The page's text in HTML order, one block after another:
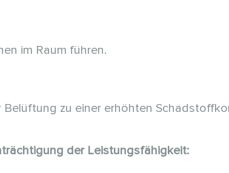
im Raum führen.
zu einer erhöhten
der Leistungsfähigkeit: